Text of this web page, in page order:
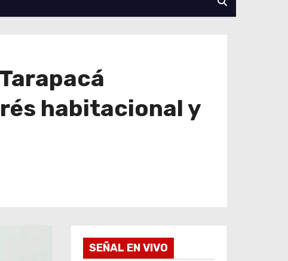
habitacional y
SEÑAL EN VIVO